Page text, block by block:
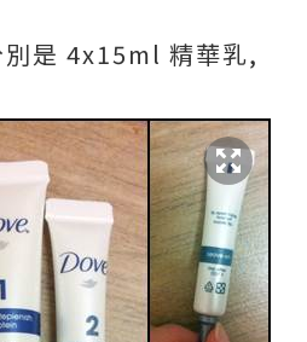
是 4x15ml 精華乳,